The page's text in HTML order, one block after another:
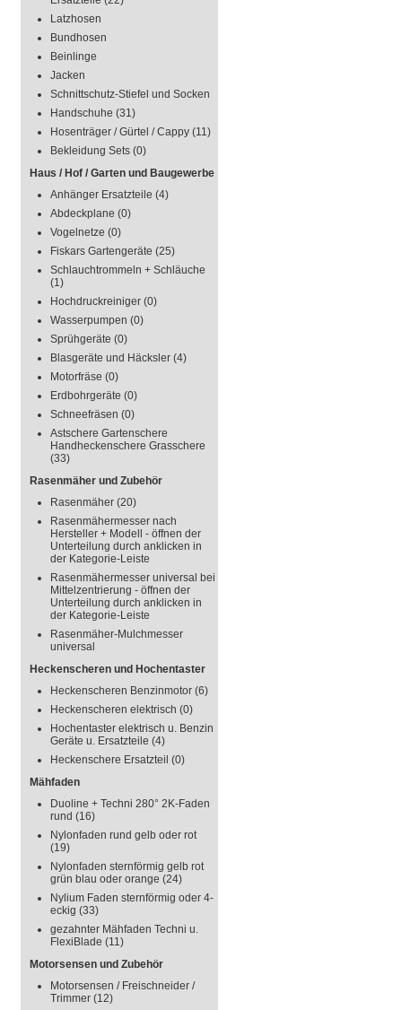
Latzhosen
Bundhosen
Beinlinge
Jacken
Schnittschutz-Stiefel und Socken
Handschuhe (31)
Hosenträger / Gürtel / Cappy (11)
Bekleidung Sets (0)
Haus / Hof / Garten und Baugewerbe
Anhänger Ersatzteile (4)
Abdeckplane (0)
Vogelnetze (0)
Fiskars Gartengeräte (25)
Schlauchtrommeln + Schläuche
(1)
Hochdruckreiniger (0)
Wasserpumpen (0)
Sprühgeräte (0)
Blasgeräte und Häcksler (4)
Motorfräse (0)
Erdbohrgeräte (0)
Schneefräsen (0)
Astschere Gartenschere
Handheckenschere Grasschere
(33)
Rasenmäher und Zubehör
Rasenmäher (20)
Rasenmähermesser nach
Hersteller + Modell - öffnen der
Unterteilung durch anklicken in
der Kategorie-Leiste
Rasenmähermesser universal bei
Mittelzentrierung - öffnen der
Unterteilung durch anklicken in
der Kategorie-Leiste
Rasenmäher-Mulchmesser
universal
Heckenscheren und Hochentaster
Heckenscheren Benzinmotor (6)
Heckenscheren elektrisch (0)
Hochentaster elektrisch u. Benzin
Geräte u. Ersatzteile (4)
Heckenschere Ersatzteil (0)
Mähfaden
Duoline + Techni 280° 2K-Faden
rund (16)
Nylonfaden rund gelb oder rot
(19)
Nylonfaden sternförmig gelb rot
grün blau oder orange (24)
Nylium Faden sternförmig oder 4-
eckig (33)
gezahnter Mähfaden Techni u.
FlexiBlade (11)
Motorsensen und Zubehör
Motorsensen / Freischneider /
Trimmer (12)